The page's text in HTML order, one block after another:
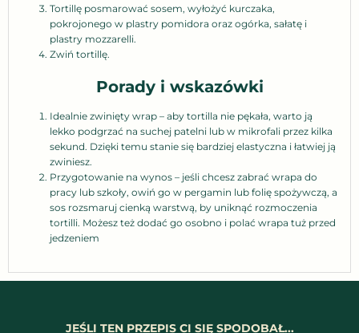
Tortillę posmarować sosem, wyłożyć kurczaka,
pokrojonego w plastry pomidora oraz ogórka, sałatę i
plastry mozzarelli.
Zwiń tortillę.
Porady i wskazówki
Idealnie zwinięty wrap – aby tortilla nie pękała, warto ją
lekko podgrzać na suchej patelni lub w mikrofali przez kilka
sekund. Dzięki temu stanie się bardziej elastyczna i łatwiej ją
zwiniesz.
Przygotowanie na wynos – jeśli chcesz zabrać wrapa do
pracy lub szkoły, owiń go w pergamin lub folię spożywczą, a
sos rozsmaruj cienką warstwą, by uniknąć rozmoczenia
tortilli. Możesz też dodać go osobno i polać wrapa tuż przed
jedzeniem
JEŚLI TEN PRZEPIS CI SIĘ SPODOBAŁ...